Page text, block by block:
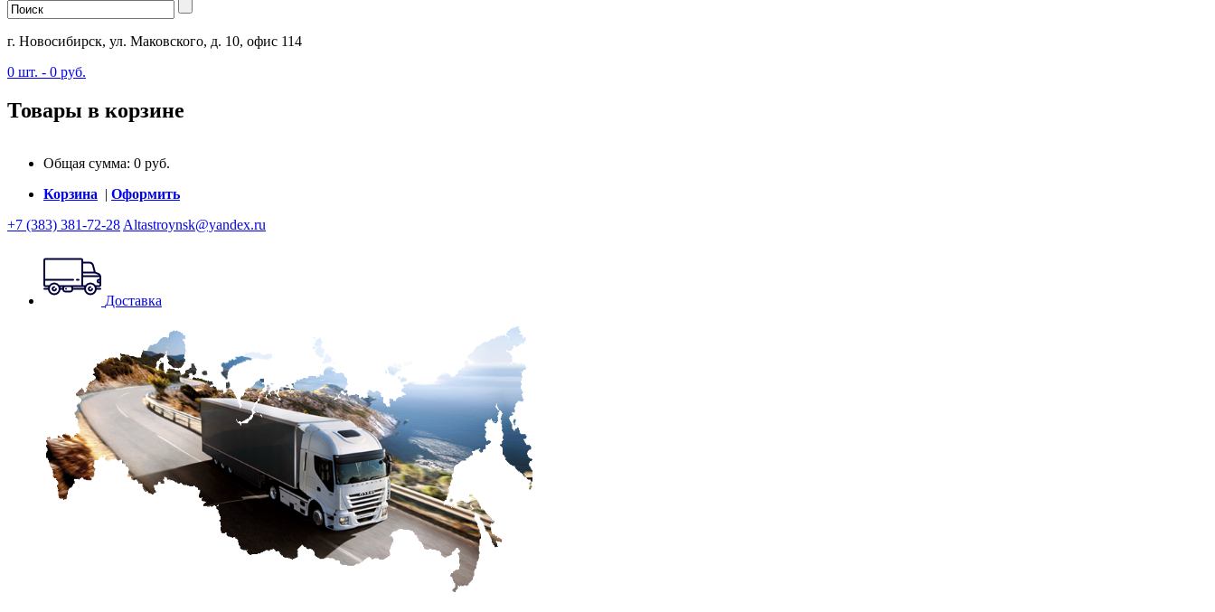
г. Новосибирск, ул. Маковского, д. 10, офис 114
0 шт. - 0 руб.
Товары в корзине
Общая сумма: 0 руб.
Корзина | Оформить
+7 (383) 381-72-28 Altastroynsk@yandex.ru
Доставка